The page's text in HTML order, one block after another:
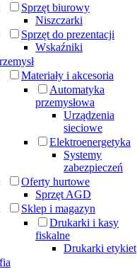
Sprzęt biurowy
Niszczarki
Sprzęt do prezentacji
Wskaźniki
Materiały i akcesoria
Automatyka
przemysłowa
Urządzenia
sieciowe
Elektroenergetyka
Systemy
zabezpieczeń
Oferty hurtowe
Sprzęt AGD
Sklep i magazyn
Drukarki i kasy
fiskalne
Drukarki etykiet